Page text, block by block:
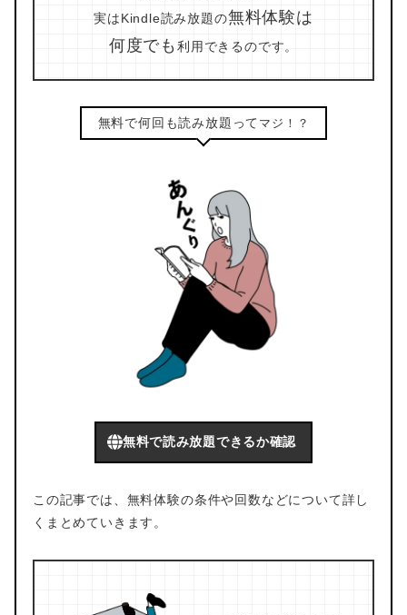
実はKindle読み放題の無料体験は
何度でも 利用できるのです。
無料で何回も読み放題って マジ！？
無料で読み放題できるか確認
この記事では、無料体験の条件や回数などについて詳し
くまとめていきます。